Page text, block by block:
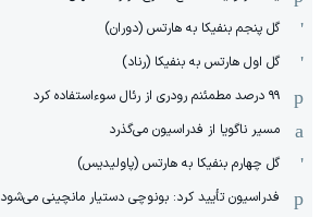
گل پنجم بنفیکا به هارتس (دوران)
گل اول هارتس به بنفیکا (رناد)
۹۹ درصد مطمئنم رودری از رئال سوءاستفاده کرد
مسیر ناگویا از فدراسیون می‌گذرد
گل چهارم بنفیکا به هارتس (پاولیدیس)
فدراسیون تأیید کرد: بونوچی دستیار مانچینی می‌شود